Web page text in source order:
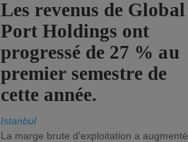
Les revenus de Global
Port Holdings ont
progressé de 27 % au
premier semestre de
cette année.
Istanbul
La marge brute d'exploitation a augmenté